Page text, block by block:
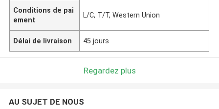
Conditions de pai
ement
L/C, T/T, Western Union
Délai de livraison 45 jours
Regardez plus
AU SUJET DE NOUS